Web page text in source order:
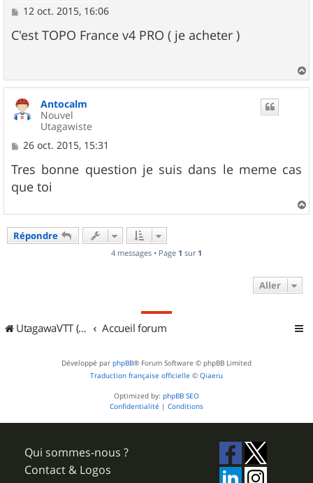
M
s
s
e
12 oct. 2015, 16:06
C'est TOPO France v4 PRO ( je acheter )
a
Antocalm
Nouvel
Utagawiste
M
s
s
a
e
26 oct. 2015, 15:31
Tres bonne question je suis dans le meme cas
que toi
a
Répondre
4 messages • Page 1 sur 1
Aller
UtagawaVTT (Randos VTT et VTTAE avec traces GPS) Accueil forum
Développé par phpBB® Forum Software © phpBB Limited
Traduction française officielle © Qiaeru
Optimized by: phpBB SEO
Confidentialité | Conditions
Qui sommes-nous ?
Contact & Logos